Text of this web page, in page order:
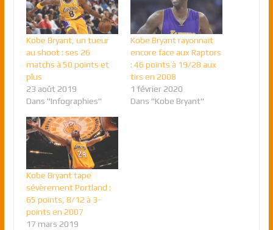
Kobe Bryant, un tueur
au shoot : ses 26
matchs à 50 points et
plus
23 août 2019
Dans "Infographies"
Kobe Bryant rayonnait
encore face aux Raptors
: 46 points à 19/28 aux
tirs en 2008
1 février 2020
Dans "Kobe Bryant"
Kobe Bryant tape
sévèrement Portland :
65 points, 8/12 à 3-
points en 2007
17 mars 2019